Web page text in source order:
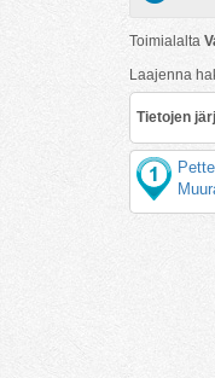
Toimialalta
Laajenna
Tietojen